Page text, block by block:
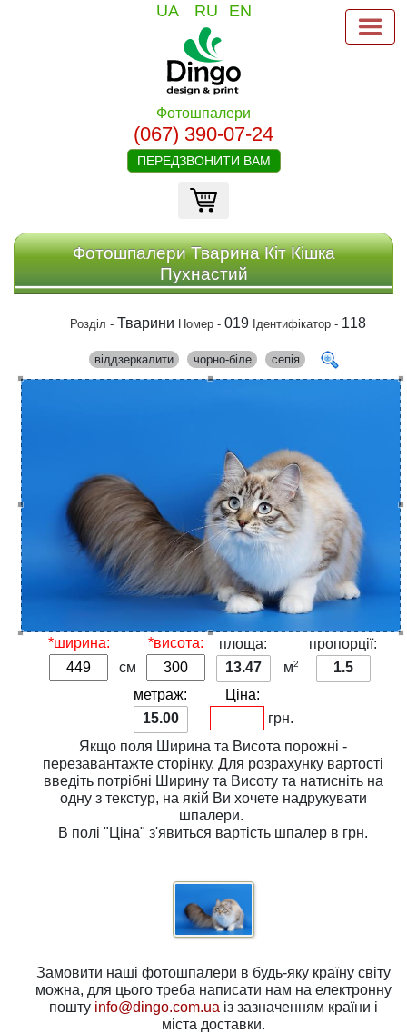
UA RU EN
Фотошпалери
(067) 390-07-24
ПЕРЕДЗВОНИТИ ВАМ
Фотошпалери Тварина Кіт Кішка
Пухнастий
Розділ - Тварини Номер - 019 Ідентифікатор - 118
віддзеркалити чорно-біле сепія
*ширина:
см
*висота:
площа:
13.47
м2
пропорції:
1.5
метраж:
15.00
Ціна:
грн.
Якщо поля Ширина та Висота порожні -
перезавантажте сторінку. Для розрахунку вартості
введіть потрібні Ширинута Висотута натисніть на
одну з текстур, на якій Ви хочете надрукувати
шпалери.
В полі"Ціна" з'явиться вартість шпалер в грн.
Замовити наші фотошпалери в будь-яку країну світу
можна, для цього треба написати нам на електронну
пошту info@dingo.com.ua із зазначенням країни і
міста доставки.